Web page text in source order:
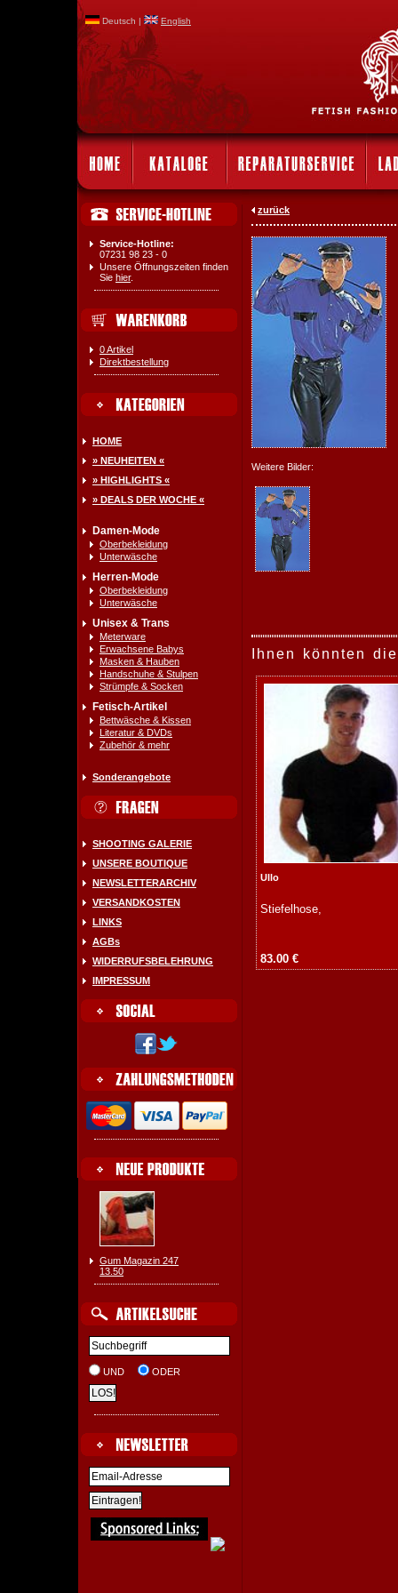
Deutsch | English
Service-Hotline:
07231 98 23 - 0
Unsere Öffnungszeiten finden
Sie hier.
0 Artikel
Direktbestellung
HOME
» NEUHEITEN «
» HIGHLIGHTS «
» DEALS DER WOCHE «
Damen-Mode
Oberbekleidung
Unterwäsche
Herren-Mode
Oberbekleidung
Unterwäsche
Unisex & Trans
Meterware
Erwachsene Babys
Masken & Hauben
Handschuhe & Stulpen
Strümpfe & Socken
Fetisch-Artikel
Bettwäsche & Kissen
Literatur & DVDs
Zubehör & mehr
Sonderangebote
SHOOTING GALERIE
UNSERE BOUTIQUE
NEWSLETTERARCHIV
VERSANDKOSTEN
LINKS
AGBs
WIDERRUFSBELEHRUNG
IMPRESSUM
Gum Magazin 247
13.50
UND ODER
zurück
Weitere Bilder:
Ihnen könnten
Ullo
Stiefelhose,
83.00 €